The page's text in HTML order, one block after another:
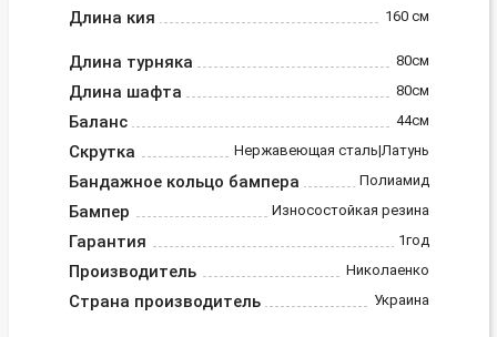
Длина кия 160 см
Длина турняка 80см
Длина шафта 80см
Баланс 44см
Скрутка Нержавеющая сталь|Латунь
Бандажное кольцо бампера Полиамид
Бампер Износостойкая резина
Гарантия 1год
Производитель Николаенко
Страна производитель Украина